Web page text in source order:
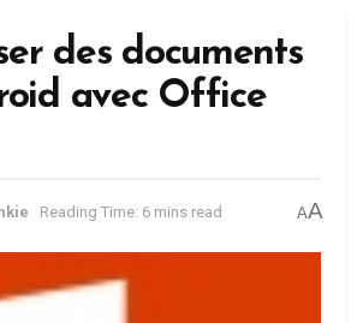
des documents
avec Office
Reading Time: 6 mins read AA